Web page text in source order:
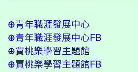
⊕青年職涯發展中心
⊕青年職涯發展中心FB
⊕賈桃樂學習主題館
⊕賈桃樂學習主題館FB